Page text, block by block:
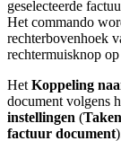
geselecteerde
Het commando
rechterbovenhoek
rechtermuisknop
Het Koppeling
document volgens
instellingen (
factuur document